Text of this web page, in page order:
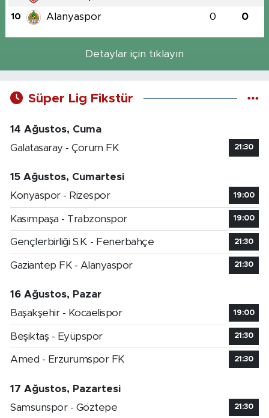
10 Alanyaspor 0 0
Detaylar için tıklayın
Süper Lig Fikstür
14 Ağustos, Cuma
Galatasaray - Çorum FK
21:30
15 Ağustos, Cumartesi
Konyaspor - Rizespor
19:00
Kasımpaşa - Trabzonspor 19:00
Gençlerbirliği S.K. - Fenerbahçe 21:30
Gaziantep FK - Alanyaspor 21:30
16 Ağustos, Pazar
Başakşehir - Kocaelispor
19:00
Beşiktaş - Eyüpspor 21:30
Amed - Erzurumspor FK 21:30
17 Ağustos, Pazartesi
Samsunspor - Göztepe
21:30